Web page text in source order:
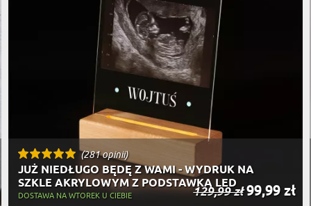
(281 opinii)
JUŻ NIEDŁUGO BĘDĘ Z WAMI - WYDRUK NA
SZKLE AKRYLOWYM Z PODSTAWKĄ LED
129,99 zł99,99 zł
DOSTAWA NA WTOREK U CIEBIE